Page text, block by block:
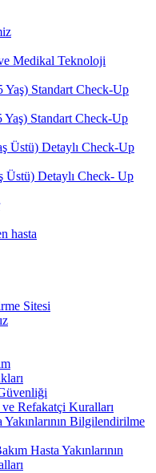
Medikal Teknoloji
Yaş) Standart Check-Up
Standart Check-Up
Üstü) Detaylı Check-Up
Üstü) Detaylı Check- Up
hasta
Sitesi
Refakatçi Kuralları
Yakınlarının Bilgilendirilme
Hasta Yakınlarının